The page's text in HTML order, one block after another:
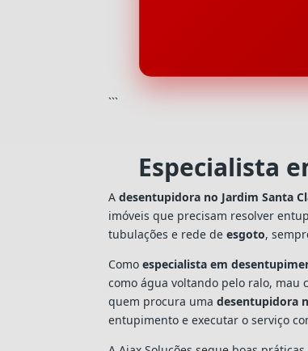
```
Especialista
Adesentupidora no Jardim Santa
imóveis que precisam resolver
tubulações e rede deesgoto,
Comoespecialista em
como água voltando pelo ralo, mau
quem procura umadesentupidora
entupimento e executar o serviço